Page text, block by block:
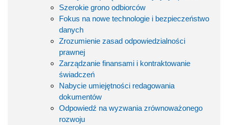
Szerokie grono odbiorców
Fokus na nowe technologie i bezpieczeństwo
danych
Zrozumienie zasad odpowiedzialności
prawnej
Zarządzanie finansami i kontraktowanie
świadczeń
Nabycie umiejętności redagowania
dokumentów
Odpowiedź na wyzwania zrównoważonego
rozwoju